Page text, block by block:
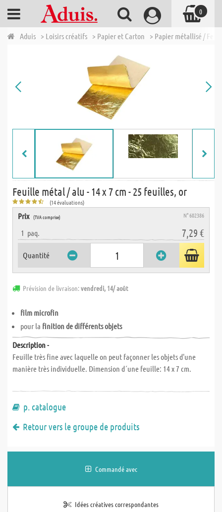
Aduis > Loisirs créatifs > Papier et Carton > Papier métallisé /
Feuille métal / alu - 14 x 7 cm - 25 feuilles, or
(14 évaluations)
Prix (TVA comprise) N° 602386
1 paq. 7,29 €
Quantité
Prévision de livraison:vendredi, 14/ août
film microfin
pour la finition de différents objets
Description -
Feuille très fine avec laquelle on peut façonner les objets d'une
manière très individuelle. Dimension d´une feuille: 14 x 7 cm.
p. catalogue
Retour vers le groupe de produits
Commandé avec
Idées créatives correspondantes
0